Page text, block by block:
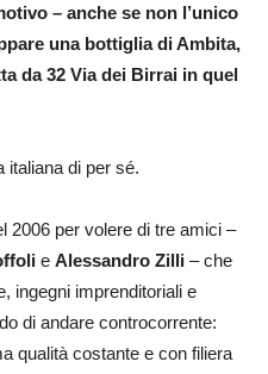
– anche se non l’unico
una bottiglia di Ambita,
da 32 Via dei Birrai in quel
italiana di per sé.
2006 per volere di tre amici –
e Alessandro Zilli – che
ingegni imprenditoriali e
di andare controcorrente:
qualità costante e con filiera